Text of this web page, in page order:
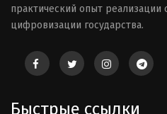
практический опыт
цифровизации государства.
Быстрые ссылки